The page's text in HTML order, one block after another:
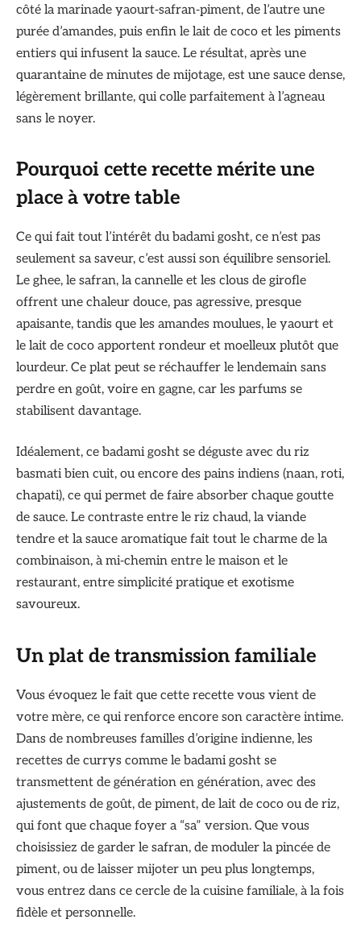
côté la marinade yaourt‑safran‑piment, de l’autre une
purée d’amandes, puis enfin le lait de coco et les piments
entiers qui infusent la sauce. Le résultat, après une
quarantaine de minutes de mijotage, est une sauce dense,
légèrement brillante, qui colle parfaitement à l’agneau
sans le noyer.
Pourquoi cette recette mérite une
place à votre table
Ce qui fait tout l’intérêt du badami gosht, ce n’est pas
seulement sa saveur, c’est aussi son équilibre sensoriel.
Le ghee, le safran, la cannelle et les clous de girofle
offrent une chaleur douce, pas agressive, presque
apaisante, tandis que les amandes moulues, le yaourt et
le lait de coco apportent rondeur et moelleux plutôt que
lourdeur. Ce plat peut se réchauffer le lendemain sans
perdre en goût, voire en gagne, car les parfums se
stabilisent davantage.
Idéalement, ce badami gosht se déguste avec du riz
basmati bien cuit, ou encore des pains indiens (naan, roti,
chapati), ce qui permet de faire absorber chaque goutte
de sauce. Le contraste entre le riz chaud, la viande
tendre et la sauce aromatique fait tout le charme de la
combinaison, à mi‑chemin entre le maison et le
restaurant, entre simplicité pratique et exotisme
savoureux.
Un plat de transmission familiale
Vous évoquez le fait que cette recette vous vient de
votre mère, ce qui renforce encore son caractère intime.
Dans de nombreuses familles d’origine indienne, les
recettes de currys comme le badami gosht se
transmettent de génération en génération, avec des
ajustements de goût, de piment, de lait de coco ou de riz,
qui font que chaque foyer a “sa” version. Que vous
choisissiez de garder le safran, de moduler la pincée de
piment, ou de laisser mijoter un peu plus longtemps,
vous entrez dans ce cercle de la cuisine familiale, à la fois
fidèle et personnelle.